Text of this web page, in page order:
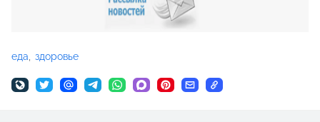
еда здоровье